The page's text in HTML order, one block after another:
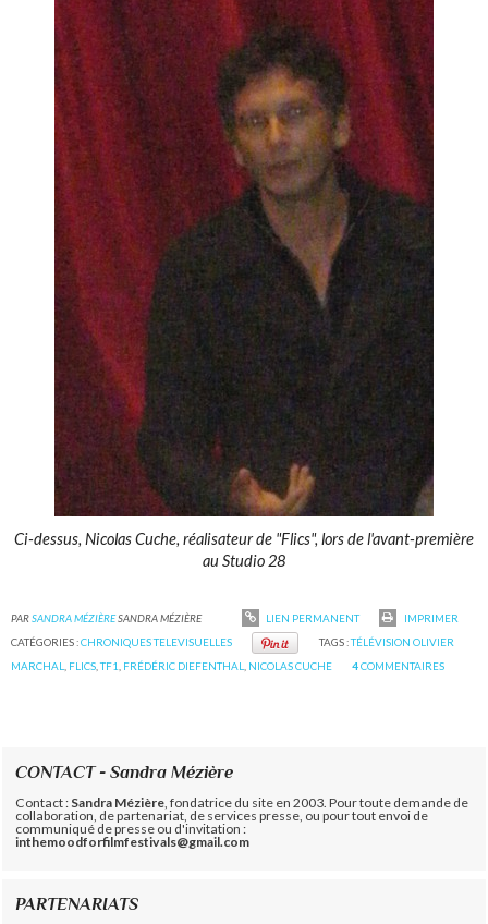
Ci-dessus, Nicolas Cuche, réalisateur de "Flics", lors de l'avant-première
au Studio 28
PARSANDRA MÉZIÈRESANDRA MÉZIÈRE LIEN PERMANENT
IMPRIMER
CATÉGORIES :CHRONIQUES TELEVISUELLES TAGS :TÉLÉVISION OLIVIER
MARCHAL
FLICS ,TF1 FRÉDÉRIC DIEFENTHAL NICOLAS CUCHE 4COMMENTAIRES
CONTACT - Sandra Mézière
Contact : Sandra Mézière , fondatrice du site en 2003. Pour toute demande de
collaboration, de partenariat, de services presse, ou pour tout envoi de
communiqué de presse ou d'invitation :
inthemoodforfilmfestivals@gmail.com
PARTENARIATS